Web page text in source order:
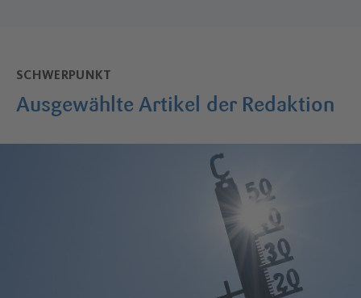
Ausgewählte Artikel der Redaktion
SCHWERPUNKT